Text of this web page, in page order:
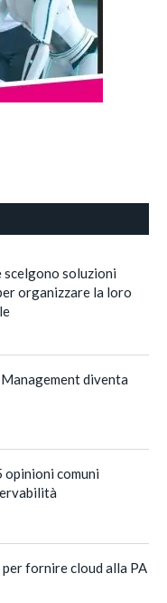
scelgono soluzioni
organizzare la loro
diventa
opinioni comuni
per fornire cloud alla PA